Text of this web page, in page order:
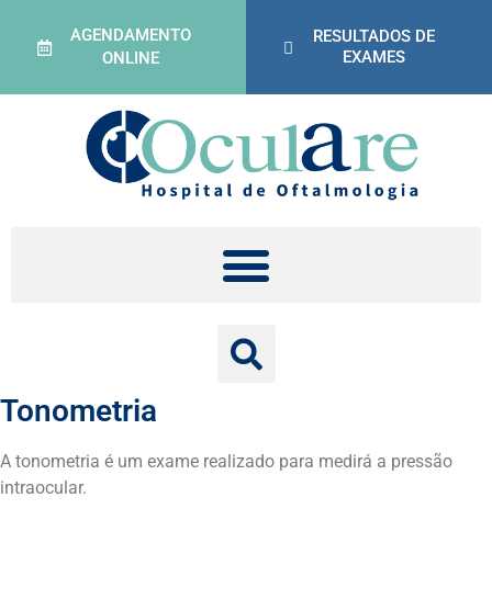
AGENDAMENTO
ONLINE
RESULTADOS DE
EXAMES
Tonometria
A tonometria é um exame realizado para medirá a pressão
intraocular.